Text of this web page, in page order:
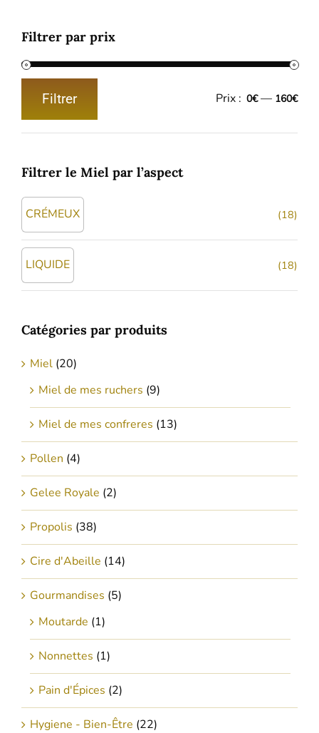
Filtrer par prix
Filtrer Prix : 0€— 160€
Filtrer le Miel par l’aspect
CRÉMEUX (18)
LIQUIDE (18)
Catégories par produits
Miel (20)
Miel de mes ruchers (9)
Miel de mes confreres (13)
Pollen (4)
Gelee Royale (2)
Propolis (38)
Cire d'Abeille (14)
Gourmandises (5)
Moutarde (1)
Nonnettes (1)
Pain d'Épices (2)
Hygiene - Bien-Être (22)